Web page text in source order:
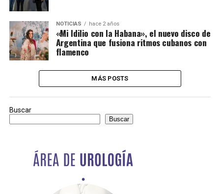
NOTICIAS hace 2 años
«Mi Idilio con la Habana», el nuevo disco de
Argentina que fusiona ritmos cubanos con
flamenco
MÁS POSTS
Buscar
Buscar